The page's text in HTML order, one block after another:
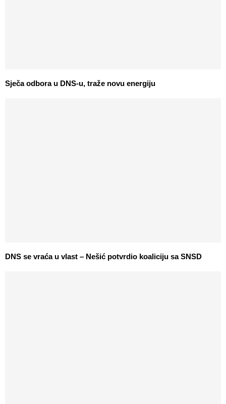
Sječa odbora u DNS-u, traže novu energiju
DNS se vraća u vlast – Nešić potvrdio koaliciju sa SNSD